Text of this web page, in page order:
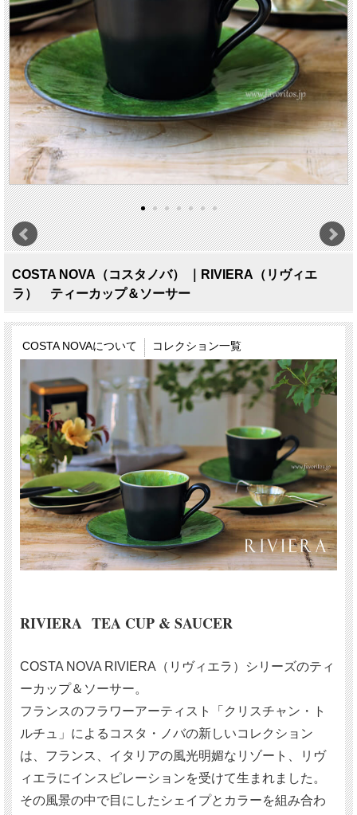
COSTA NOVA（コスタノバ） ｜RIVIERA（リヴィエ
ラ） ティーカップ＆ソーサー
COSTA NOVAについて コレクション一覧
RIVIERA TEA CUP & SAUCER
COSTA NOVA RIVIERA（リヴィエラ）シリーズのティ
ーカップ＆ソーサー。
フランスのフラワーアーティスト「クリスチャン・ト
ルチュ」によるコスタ・ノバの新しいコレクション
は、フランス、イタリアの風光明媚なリゾート、リヴ
ィエラにインスピレーションを受けて生まれました。
その風景の中で目にしたシェイプとカラーを組み合わ